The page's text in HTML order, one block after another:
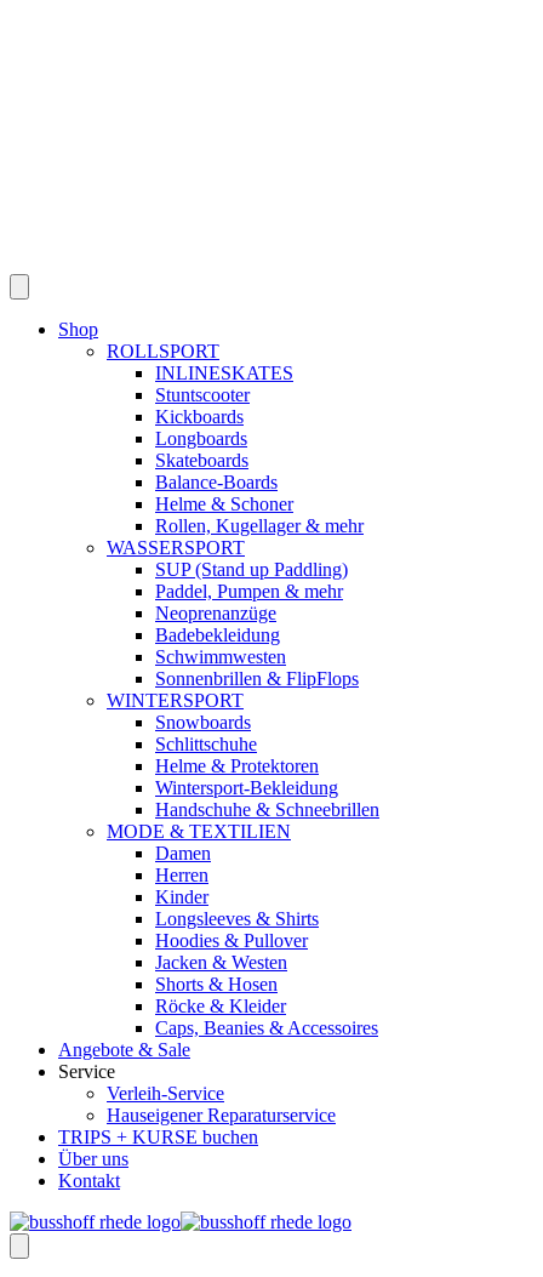
Shop
ROLLSPORT
INLINESKATES
Stuntscooter
Kickboards
Longboards
Skateboards
Balance-Boards
Helme & Schoner
Rollen, Kugellager & mehr
WASSERSPORT
SUP (Stand up Paddling)
Paddel, Pumpen & mehr
Neoprenanzüge
Badebekleidung
Schwimmwesten
Sonnenbrillen & FlipFlops
WINTERSPORT
Snowboards
Schlittschuhe
Helme & Protektoren
Wintersport-Bekleidung
Handschuhe & Schneebrillen
MODE & TEXTILIEN
Damen
Herren
Kinder
Longsleeves & Shirts
Hoodies & Pullover
Jacken & Westen
Shorts & Hosen
Röcke & Kleider
Caps, Beanies & Accessoires
Angebote & Sale
Service
Verleih-Service
Hauseigener Reparaturservice
TRIPS + KURSE buchen
Über uns
Kontakt